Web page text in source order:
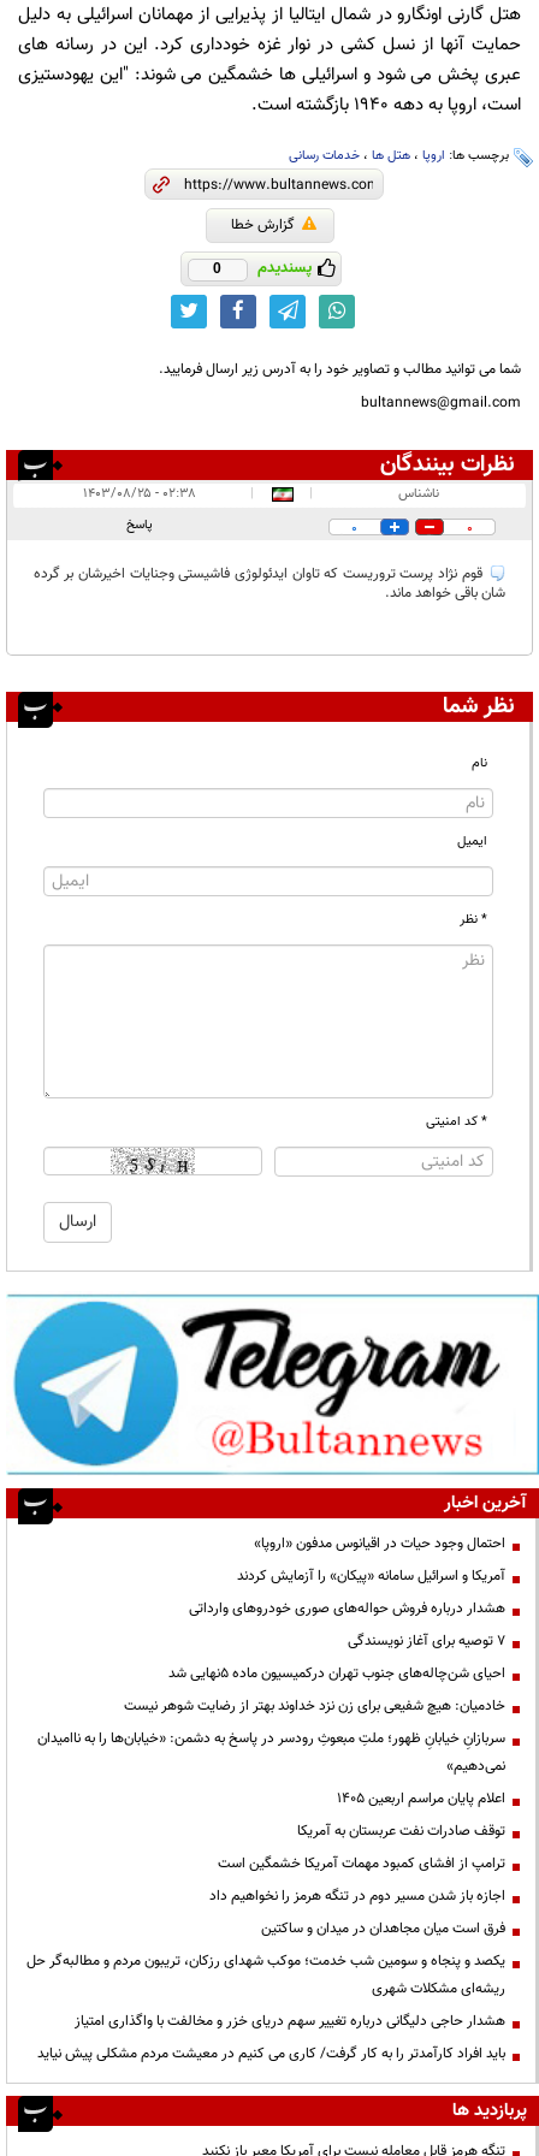
هتل گارنی اونگارو در شمال ایتالیا از پذیرایی از مهمانان اسرائیلی به دلیل
حمایت آنها از نسل کشی در نوار غزه خودداری کرد. این در رسانه های
عبری پخش می شود و اسرائیلی ها خشمگین می شوند: "این یهودستیزی
است، اروپا به دهه 1940 بازگشته است.
برچسب ها: اروپا ، هتل ها ، خدمات رسانی
گزارش خطا
پسندیدم 0
شما می توانید مطالب و تصاویر خود را به آدرس زیر ارسال فرمایید.
bultannews@gmail.com
نظرات بینندگان
در انتظار بررسی:
ناشناس |
|
۰۲:۳۸ - ۱۴۰۳/۰۸/۲۵
0
0 پاسخ
قوم نژاد پرست تروریست که تاوان ایدئولوژی فاشیستی وجنایات اخیرشان بر گرده
شان باقی خواهد ماند‌.
نظر شما
نام
ایمیل
* نظر
* کد امنیتی
آخرین اخبار
احتمال وجود حیات در اقیانوس مدفون «اروپا»
آمریکا و اسرائیل سامانه «پیکان» را آزمایش کردند
هشدار درباره فروش حواله‌های صوری خودروهای وارداتی
۷ توصیه برای آغاز نویسندگی
احیای شن‌چاله‌های جنوب تهران درکمیسیون ماده ۵نهایی شد
خادمیان: هیچ شفیعی برای زن نزد خداوند بهتر از رضایت شوهر نیست
سربازانِ خیابانِ ظهور؛ ملتِ مبعوثِ رودسر در پاسخ به دشمن: «خیابان‌ها را به ناامیدان
نمی‌دهیم»
اعلام پایان مراسم اربعین ۱۴۰۵
توقف صادرات نفت عربستان به آمریکا
ترامپ از افشای کمبود مهمات آمریکا خشمگین است
اجازه باز شدن مسیر دوم در تنگه هرمز را نخواهیم داد
فرق است میان مجاهدان در میدان و ساکتین
یکصد و پنجاه و سومین شب خدمت؛ موکب شهدای رزکان، تریبون مردم و مطالبه‌گر حل
ریشه‌ای مشکلات شهری
هشدار حاجی دلیگانی درباره تغییر سهم دریای خزر و مخالفت با واگذاری امتیاز
باید افراد کارآمدتر را به کار گرفت/ کاری می کنیم در معیشت مردم مشکلی پیش نیاید
پربازدید ها
تنگه هرمز قابل معامله نیست برای آمریکا معبر باز نکنید